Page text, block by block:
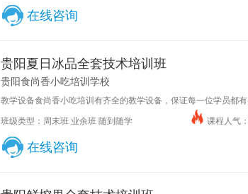
在线咨询
贵阳夏日冰品全套技术培训班
贵阳食尚香小吃培训学校
教学设备食尚香小吃培训有齐全的教学设备，保证每一位学员都
班级类型：周末班 业余班 随到随学 课程人气
在线咨询